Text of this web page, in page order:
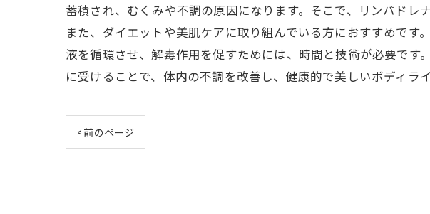
蓄積され、むくみや不調の原因になります。そこで、リンパドレ
また、ダイエットや美肌ケアに取り組んでいる方におすすめで
液を循環させ、解毒作用を促すためには、時間と技術が必要で
に受けることで、体内の不調を改善し、健康的で美しいボディラ
< 前のページ